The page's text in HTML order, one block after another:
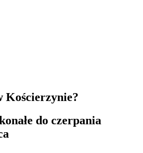
Kościerzynie?
do czerpania